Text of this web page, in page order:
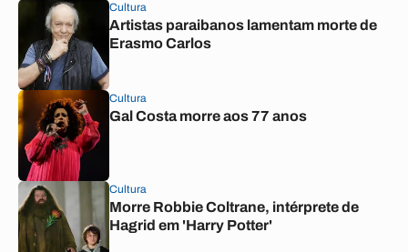
Cultura
Artistas paraibanos lamentam morte de
Erasmo Carlos
Cultura
Gal Costa morre aos 77 anos
Cultura
Morre Robbie Coltrane, intérprete de
Hagrid em 'Harry Potter'